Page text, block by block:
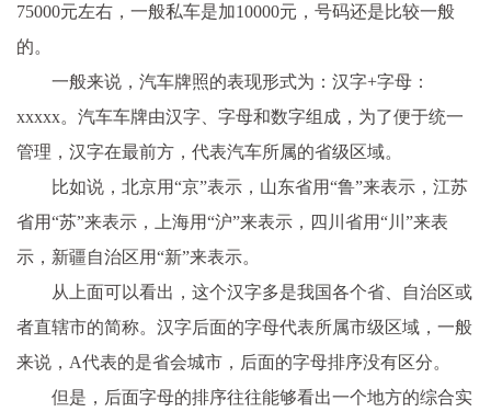
75000元左右，一般私车是加10000元，号码还是比较一般
的。
一般来说，汽车牌照的表现形式为：汉字+字母：
xxxxx。汽车车牌由汉字、字母和数字组成，为了便于统一
管理，汉字在最前方，代表汽车所属的省级区域。
比如说，北京用“京”表示，山东省用“鲁”来表示，江苏
省用“苏”来表示，上海用“沪”来表示，四川省用“川”来表
示，新疆自治区用“新”来表示。
从上面可以看出，这个汉字多是我国各个省、自治区或
者直辖市的简称。汉字后面的字母代表所属市级区域，一般
来说，A代表的是省会城市，后面的字母排序没有区分。
但是，后面字母的排序往往能够看出一个地方的综合实